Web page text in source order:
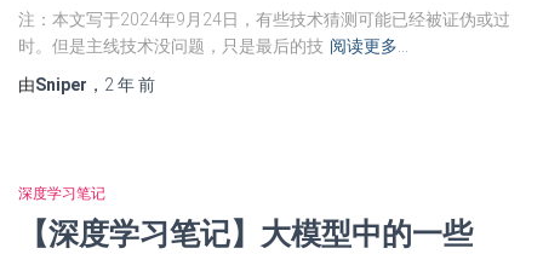
注：本文写于2024年9月24日，有些技术猜测可能已经被证伪或过
时。但是主线技术没问题，只是最后的技 阅读更多…
由Sniper ， 2 年前
深度学习笔记
【深度学习笔记】大模型中的一些